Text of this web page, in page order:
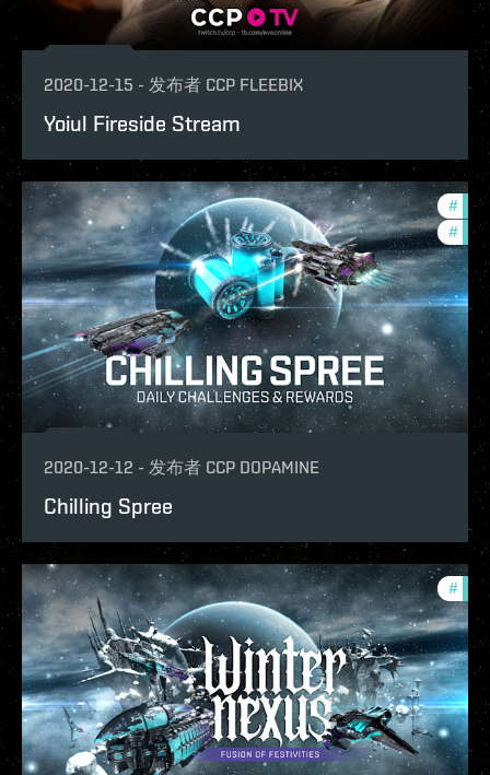
2020-12-15 - 发布者 CCP FLEEBIX
Yoiul Fireside Stream
# in-
#
2020-12-12 - 发布者 CCP DOPAMINE
Chilling Spree
#